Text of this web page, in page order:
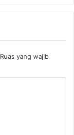
Ruas yang wajib